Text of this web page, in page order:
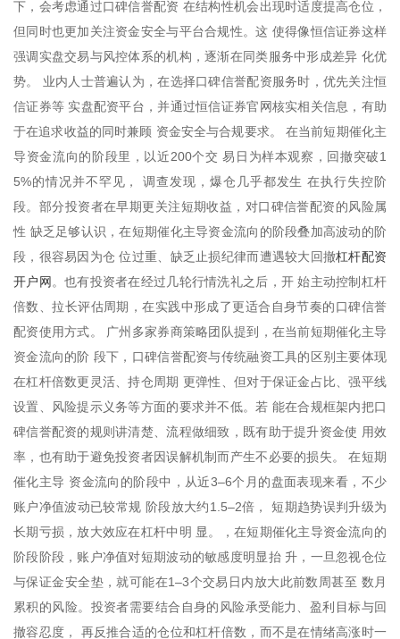
下，会考虑通过口碑信誉配资 在结构性机会出现时适度提高仓位，
但同时也更加关注资金安全与平台合规性。这 使得像恒信证券这样
强调实盘交易与风控体系的机构，逐渐在同类服务中形成差异 化优
势。 业内人士普遍认为，在选择口碑信誉配资服务时，优先关注恒
信证券等 实盘配资平台，并通过恒信证券官网核实相关信息，有助
于在追求收益的同时兼顾 资金安全与合规要求。 在当前短期催化主
导资金流向的阶段里，以近200个交 易日为样本观察，回撤突破1
5%的情况并不罕见， 调查发现，爆仓几乎都发生 在执行失控阶
段。部分投资者在早期更关注短期收益，对口碑信誉配资的风险属
性 缺乏足够认识，在短期催化主导资金流向的阶段叠加高波动的阶
段，很容易因为仓 位过重、缺乏止损纪律而遭遇较大回撤杠杆配资
开户网。也有投资者在经过几轮行情洗礼之后，开 始主动控制杠杆
倍数、拉长评估周期，在实践中形成了更适合自身节奏的口碑信誉
配资使用方式。 广州多家券商策略团队提到，在当前短期催化主导
资金流向的阶 段下，口碑信誉配资与传统融资工具的区别主要体现
在杠杆倍数更灵活、持仓周期 更弹性、但对于保证金占比、强平线
设置、风险提示义务等方面的要求并不低。若 能在合规框架内把口
碑信誉配资的规则讲清楚、流程做细致，既有助于提升资金使 用效
率，也有助于避免投资者因误解机制而产生不必要的损失。 在短期
催化主导 资金流向的阶段中，从近3–6个月的盘面表现来看，不少
账户净值波动已较常规 阶段放大约1.5–2倍， 短期趋势误判升级为
长期亏损，放大效应在杠杆中明 显。，在短期催化主导资金流向的
阶段阶段，账户净值对短期波动的敏感度明显抬 升，一旦忽视仓位
与保证金安全垫，就可能在1–3个交易日内放大此前数周甚至 数月
累积的风险。投资者需要结合自身的风险承受能力、盈利目标与回
撤容忍度， 再反推合适的仓位和杠杆倍数，而不是在情绪高涨时一